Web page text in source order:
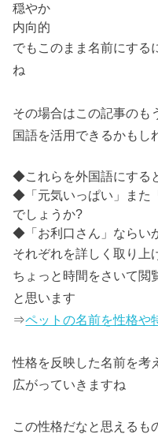
穏やか
内向的
でもこのまま名前にする
ね
その場合はこの記事のも
国語を活用できるかもし
◆これらを外国語にする
◆「元気いっぱい」また
でしょうか?
◆「お利口さん」ならい
それぞれを詳しく取り上
ちょっと時間をさいて閲
と思います
⇒ペットの名前を性格や
性格を反映した名前を考
広がっていきますね
この性格だなと思えるも